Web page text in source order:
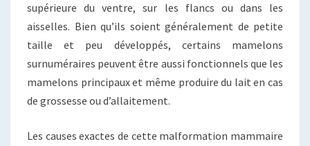
supérieure du ventre, sur les flancs ou dans les
aisselles. Bien qu’ils soient généralement de petite
taille et peu développés, certains mamelons
surnuméraires peuvent être aussi fonctionnels que les
mamelons principaux et même produire du lait en cas
de grossesse ou d’allaitement.
Les causes exactes de cette malformation mammaire